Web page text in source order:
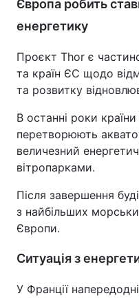
Європа робить
енергетику
Проєкт Thor є
та країн ЄС щодо
та розвитку
В останні роки
перетворюють
величезний
вітропарками.
Після завершення
з найбільших
Європи.
Ситуація з
У Франції